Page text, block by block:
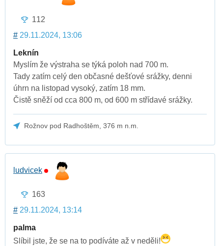
112
# 29.11.2024, 13:06
Leknín
Myslím že výstraha se týká poloh nad 700 m.
Tady zatím celý den občasné dešťové srážky, denni
úhrn na listopad vysoký, zatím 18 mm.
Čistě sněží od cca 800 m, od 600 m střídavé srážky.
Rožnov pod Radhoštěm, 376 m n.m.
ludvicek
163
# 29.11.2024, 13:14
palma
Slíbil jste, že se na to podíváte až v neděli!